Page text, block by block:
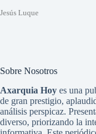
Jesús Luque
Sobre Nosotros
Axarquia Hoy es una
de gran prestigio,
análisis perspicaz.
diverso, priorizando la